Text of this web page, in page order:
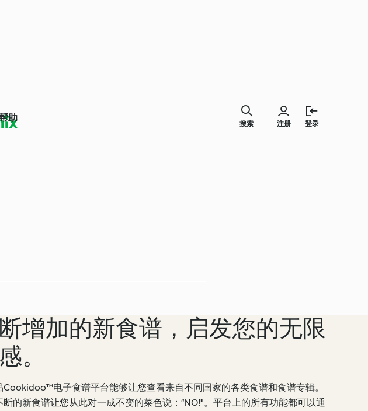
助
注册 登录
搜索
增加的新食谱，启发您的无限
。
Cookidoo™电子食谱平台能够让您查看来自不同国家的各类食谱和食谱专辑。
断的新食谱让您从此对一成不变的菜色说：“NO!"。平台上的所有功能都可以通